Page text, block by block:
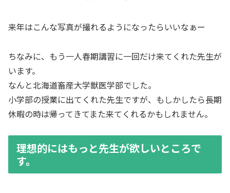
来年はこんな写真が撮れるようになったらいいなぁー
ちなみに、もう一人春期講習に一回だけ来てくれた先生が
います。
なんと北海道畜産大学獣医学部でした。
小学部の授業に出てくれた先生ですが、もしかしたら長期
休暇の時は帰ってきてまた来てくれるかもしれません。
理想的にはもっと先生が欲しいところで
す。